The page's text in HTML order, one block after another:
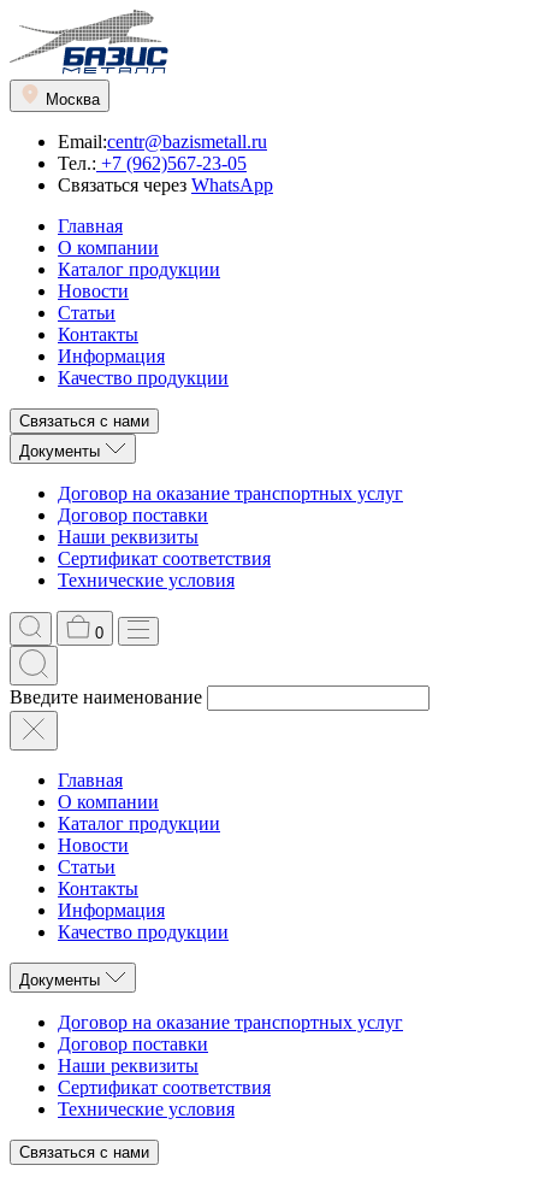
Москва
Email:centr@bazismetall.ru
Тел.: +7 (962)567-23-05
Связаться через WhatsApp
Главная
О компании
Каталог продукции
Новости
Статьи
Контакты
Информация
Качество продукции
Связаться с нами
Документы
Договор на оказание транспортных услуг
Договор поставки
Наши реквизиты
Сертификат соответствия
Технические условия
0
Введите наименование
Главная
О компании
Каталог продукции
Новости
Статьи
Контакты
Информация
Качество продукции
Документы
Договор на оказание транспортных услуг
Договор поставки
Наши реквизиты
Сертификат соответствия
Технические условия
Связаться с нами